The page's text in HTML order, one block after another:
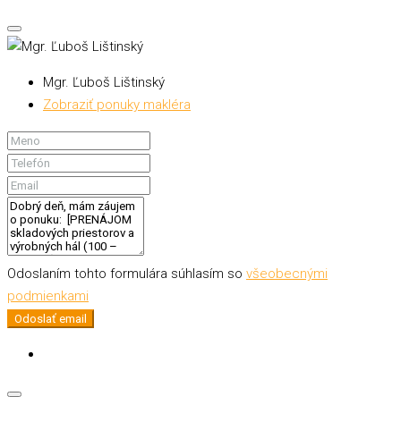
Mgr. Ľuboš Lištinský
Zobraziť ponuky makléra
Odoslaním tohto formulára súhlasím so všeobecnými
podmienkami
Odoslať email